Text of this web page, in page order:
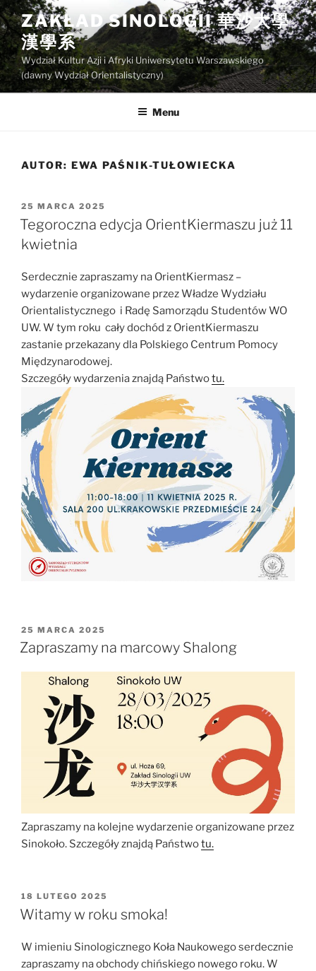
Przejdź
do
treści
ZAKŁAD SINOLOGII 華沙大學
漢學系
Wydział Kultur Azji i Afryki Uniwersytetu Warszawskiego
(dawny Wydział Orientalistyczny)
Menu
AUTOR: EWA PAŚNIK-TUŁOWIECKA
OPUBLIKOWANE
W
25 MARCA 2025
Tegoroczna edycja OrientKiermaszu już 11
kwietnia
Serdecznie zapraszamy na OrientKiermasz –
wydarzenie organizowane przez Władze Wydziału
Orientalistycznego i Radę Samorządu Studentów WO
UW. W tym roku cały dochód z OrientKiermaszu
zastanie przekazany dla Polskiego Centrum Pomocy
Międzynarodowej.
Szczegóły wydarzenia znajdą Państwotu.
OPUBLIKOWANE
W
25 MARCA 2025
Zapraszamy na marcowy Shalong
Zapraszamy na kolejne wydarzenie organizowane przez
Sinokoło. Szczegóły znajdą Państwotu.
OPUBLIKOWANE
W
18 LUTEGO 2025
Witamy w roku smoka!
W imieniu Sinologicznego Koła Naukowego serdecznie
zapraszamy na obchody chińskiego nowego roku. W